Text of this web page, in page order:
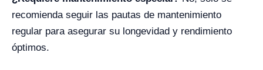
recomienda seguir las pautas de mantenimiento
regular para asegurar su longevidad y rendimiento
óptimos.